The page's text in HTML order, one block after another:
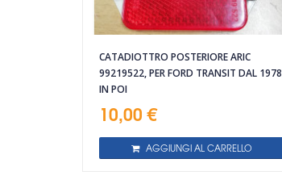
CATADIOTTRO POSTERIORE ARIC
99219522, PER FORD TRANSIT DAL 1978
IN POI
10,00 €
AGGIUNGI AL CARRELLO